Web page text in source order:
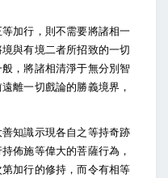
加行，則不需要將諸相一
與有境二者所招致的一切
，將諸相清淨于無分別智
離一切戲論的勝義境界，
知識示現各自之等持奇跡
佈施等偉大的菩薩行為，
加行的修持，而令有相等